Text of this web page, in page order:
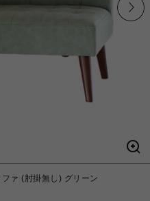
ァ (肘掛無し) グリーン